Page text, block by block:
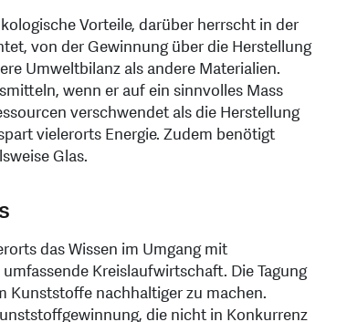
Vorteile, darüber herrscht in der
von der Gewinnung über die Herstellung
Umweltbilanz als andere Materialien.
wenn er auf ein sinnvolles Mass
verschwendet als die Herstellung
vielerorts Energie. Zudem benötigt
Glas.
das Wissen im Umgang mit
Kreislaufwirtschaft. Die Tagung
Kunststoffe nachhaltiger zu machen.
die nicht in Konkurrenz